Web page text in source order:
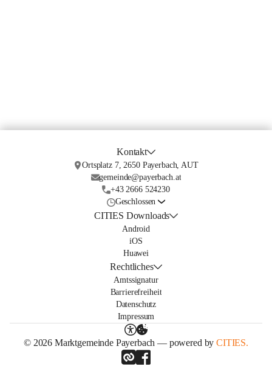
Kontakt
Ortsplatz 7, 2650 Payerbach, AUT
gemeinde@payerbach.at
+43 2666 524230
Geschlossen
CITIES Downloads
Android
iOS
Huawei
Rechtliches
Amtssignatur
Barrierefreiheit
Datenschutz
Impressum
© 2026 Marktgemeinde Payerbach — powered byCITIES.